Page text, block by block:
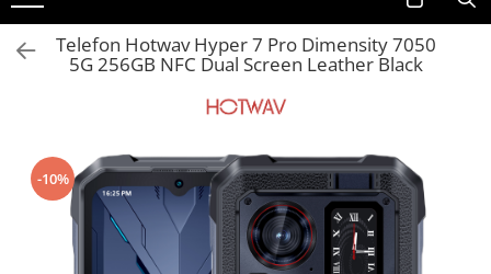
Smartphone
Telefoane Rezistente
Telefoane Butoane
Accesorii telefoane
Huse protectie
Smartwatch
Accesorii smartwatch
Telefon Hotwav Hyper 7 Pro Dimensity 7050
5G 256GB NFC Dual Screen Leather Black
-10%